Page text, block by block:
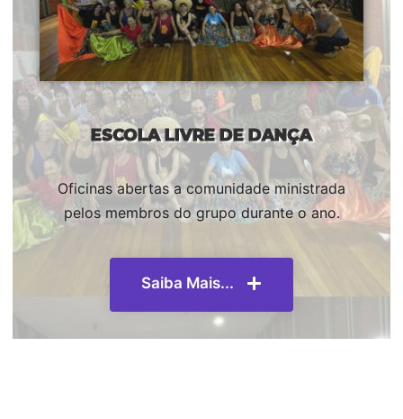
ESCOLA LIVRE DE DANÇA
Oficinas abertas a comunidade ministrada
pelos membros do grupo durante o ano.
Saiba Mais...